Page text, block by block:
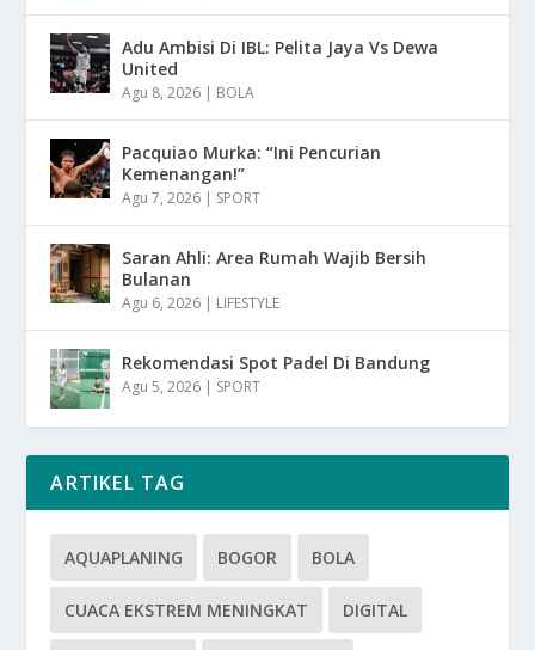
Adu Ambisi Di IBL: Pelita Jaya Vs Dewa
United
Agu 8, 2026 | BOLA
Pacquiao Murka: “Ini Pencurian
Kemenangan!”
Agu 7, 2026 | SPORT
Saran Ahli: Area Rumah Wajib Bersih
Bulanan
Agu 6, 2026 | LIFESTYLE
Rekomendasi Spot Padel Di Bandung
Agu 5, 2026 | SPORT
ARTIKEL TAG
AQUAPLANING BOGOR BOLA
CUACA EKSTREM MENINGKAT DIGITAL